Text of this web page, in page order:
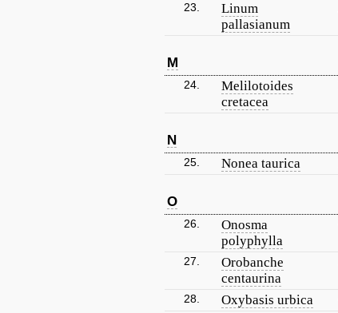
23.
Linum
pallasianum
M
24.
Melilotoides
cretacea
N
25. Nonea taurica
O
26.
Onosma
polyphylla
27.
Orobanche
centaurina
28. Oxybasis urbica